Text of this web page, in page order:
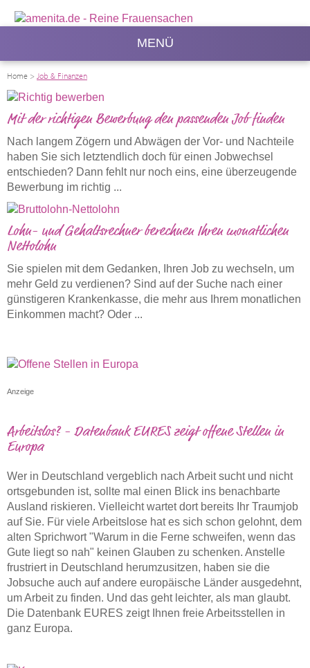
MENÜ
Home > Job & Finanzen
Mit der richtigen Bewerbung den passenden Job finden
Nach langem Zögern und Abwägen der Vor- und Nachteile
haben Sie sich letztendlich doch für einen Jobwechsel
entschieden? Dann fehlt nur noch eins, eine überzeugende
Bewerbung im richtig ...
Lohn- und Gehaltsrechner berechnen Ihren monatlichen
Nettolohn
Sie spielen mit dem Gedanken, Ihren Job zu wechseln, um
mehr Geld zu verdienen? Sind auf der Suche nach einer
günstigeren Krankenkasse, die mehr aus Ihrem monatlichen
Einkommen macht? Oder ...
Anzeige
Arbeitslos? - Datenbank EURES zeigt offene Stellen in
Europa
Wer in Deutschland vergeblich nach Arbeit sucht und nicht
ortsgebunden ist, sollte mal einen Blick ins benachbarte
Ausland riskieren. Vielleicht wartet dort bereits Ihr Traumjob
auf Sie. Für viele Arbeitslose hat es sich schon gelohnt, dem
alten Sprichwort "Warum in die Ferne schweifen, wenn das
Gute liegt so nah" keinen Glauben zu schenken. Anstelle
frustriert in Deutschland herumzusitzen, haben sie die
Jobsuche auch auf andere europäische Länder ausgedehnt,
um Arbeit zu finden. Und das geht leichter, als man glaubt.
Die Datenbank EURES zeigt Ihnen freie Arbeitsstellen in
ganz Europa.